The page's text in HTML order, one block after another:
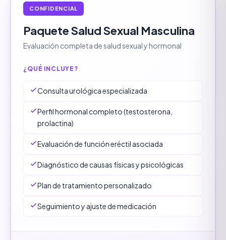
CONFIDENCIAL
Paquete Salud Sexual Masculina
Evaluación completa de salud sexual y hormonal
¿QUÉ INCLUYE?
Consulta urológica especializada
Perfil hormonal completo (testosterona,
prolactina)
Evaluación de función eréctil asociada
Diagnóstico de causas físicas y psicológicas
Plan de tratamiento personalizado
Seguimiento y ajuste de medicación